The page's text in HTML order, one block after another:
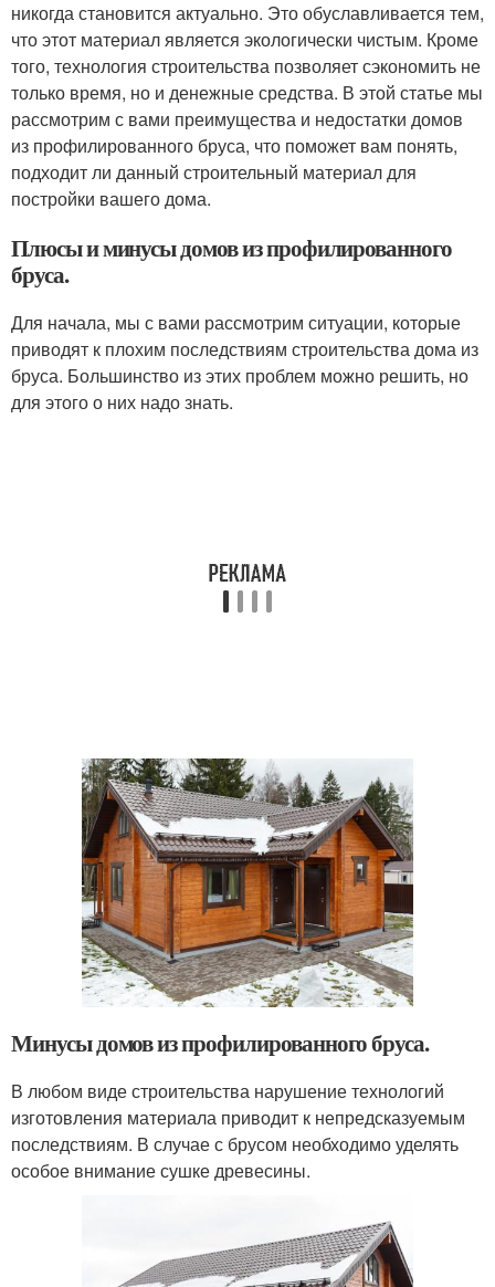
никогда становится актуально. Это обуславливается тем,
что этот материал является экологически чистым. Кроме
того, технология строительства позволяет сэкономить не
только время, но и денежные средства. В этой статье мы
рассмотрим с вами преимущества и недостатки домов
из профилированного бруса, что поможет вам понять,
подходит ли данный строительный материал для
постройки вашего дома.
Плюсы и минусы домов из профилированного
бруса.
Для начала, мы с вами рассмотрим ситуации, которые
приводят к плохим последствиям строительства дома из
бруса. Большинство из этих проблем можно решить, но
для этого о них надо знать.
Минусы домов из профилированного бруса.
В любом виде строительства нарушение технологий
изготовления материала приводит к непредсказуемым
последствиям. В случае с брусом необходимо уделять
особое внимание сушке древесины.